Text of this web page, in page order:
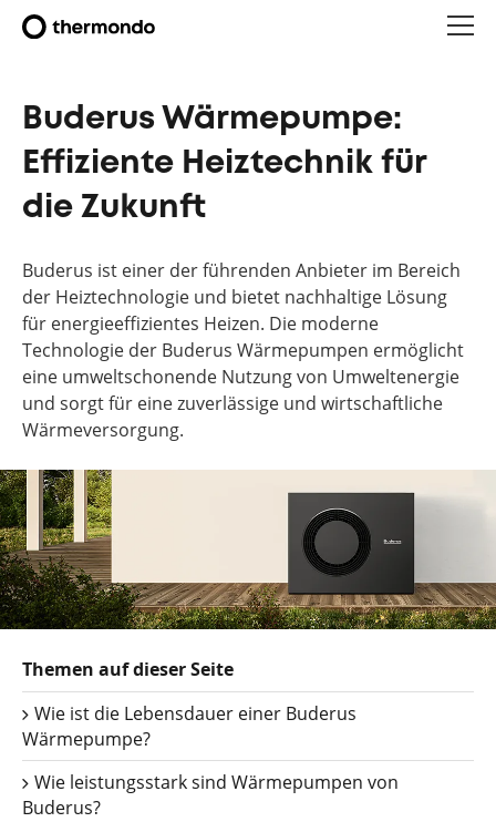
Buderus Wärmepumpe:
Effiziente Heiztechnik für
die Zukunft
Buderus ist einer der führenden Anbieter im Bereich
der Heiztechnologie und bietet nachhaltige Lösung
für energieeffizientes Heizen. Die moderne
Technologie der Buderus Wärmepumpen ermöglicht
eine umweltschonende Nutzung von Umweltenergie
und sorgt für eine zuverlässige und wirtschaftliche
Wärmeversorgung.
Themen auf dieser Seite
Wie ist die Lebensdauer einer Buderus
Wärmepumpe?
Wie leistungsstark sind Wärmepumpen von
Buderus?